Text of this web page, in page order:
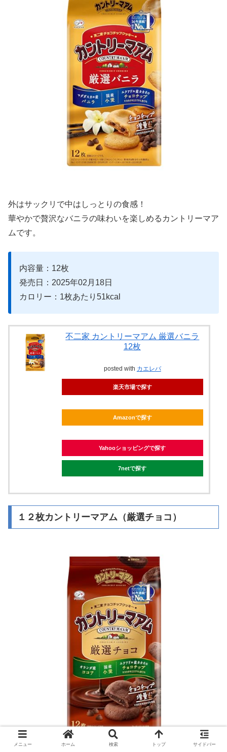
外はサックリで中はしっとりの食感！
華やかで贅沢なバニラの味わいを楽しめるカントリーマア
ムです。
内容量：12枚
発売日：2025年02月18日
カロリー：1枚あたり51kcal
不二家 カントリーマアム 厳選バニラ
12枚
posted with カエレバ
楽天市場で探す
Amazonで探す
Yahooショッピングで探す
7netで探す
１２枚カントリーマアム（厳選チョコ）
メニュー ホーム 検索 トップ サイドバー